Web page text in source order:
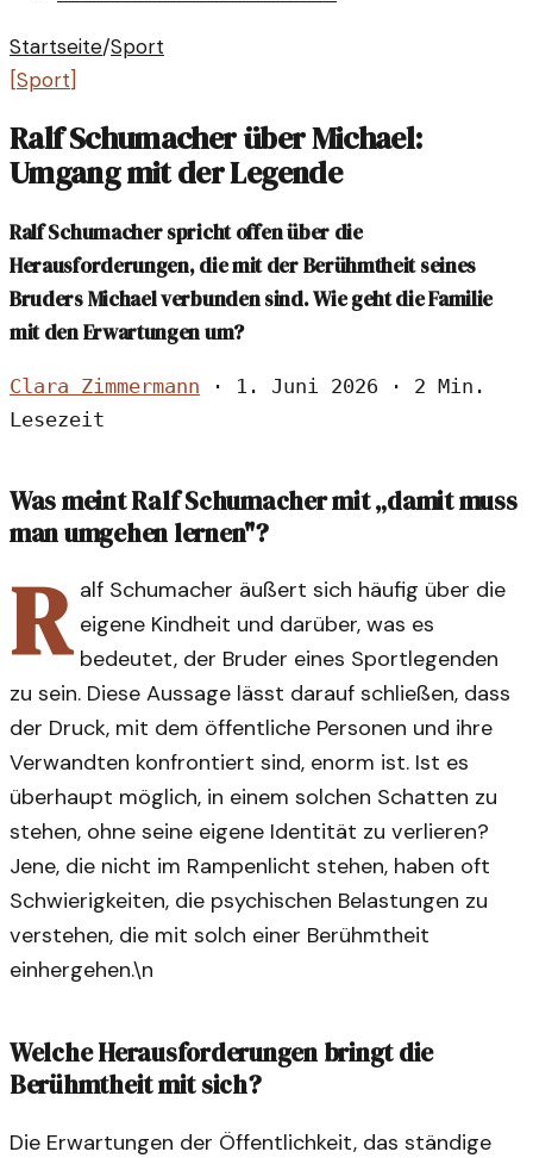
Startseite/Sport
[Sport]
Ralf Schumacher über Michael:
Umgang mit der Legende
Ralf Schumacher spricht offen über die
Herausforderungen, die mit der Berühmtheit seines
Bruders Michael verbunden sind. Wie geht die Familie
mit den Erwartungen um?
Clara Zimmermann · 1. Juni 2026 · 2 Min.
Lesezeit
Was meint Ralf Schumacher mit „damit muss
man umgehen lernen"?
R alf Schumacher äußert sich häufig über die
eigene Kindheit und darüber, was es
bedeutet, der Bruder eines Sportlegenden
zu sein. Diese Aussage lässt darauf schließen, dass
der Druck, mit dem öffentliche Personen und ihre
Verwandten konfrontiert sind, enorm ist. Ist es
überhaupt möglich, in einem solchen Schatten zu
stehen, ohne seine eigene Identität zu verlieren?
Jene, die nicht im Rampenlicht stehen, haben oft
Schwierigkeiten, die psychischen Belastungen zu
verstehen, die mit solch einer Berühmtheit
einhergehen.\n
Welche Herausforderungen bringt die
Berühmtheit mit sich?
Die Erwartungen der Öffentlichkeit, das ständige